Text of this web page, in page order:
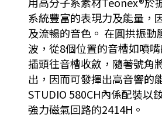
系統豐富的表現力及能量，
及流暢的音色。 在圓拱振動
波，從8個位置的音槽如噴
插頭往音槽收斂，隨著號角
出，因而可發揮出高音響的
STUDIO 580CH內係配裝以
強力磁氣回路的2414H。